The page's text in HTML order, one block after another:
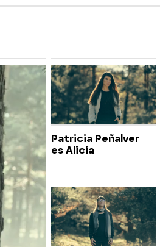
Patricia Peñalver
es Alicia